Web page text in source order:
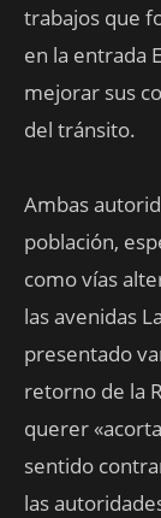
trabajos que
en la entrada
mejorar sus
del tránsito.
Ambas
población,
como vías
las avenidas
presentado
retorno de la
querer
sentido
las